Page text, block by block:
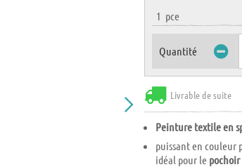
1 pce
Quantité
Livrable de suite
Peinture textile en
puissant en couleur
idéal pour le pochoir